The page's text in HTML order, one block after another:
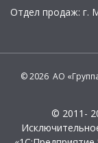
Отдел продаж: г.
© 2026 АО
© 2011-